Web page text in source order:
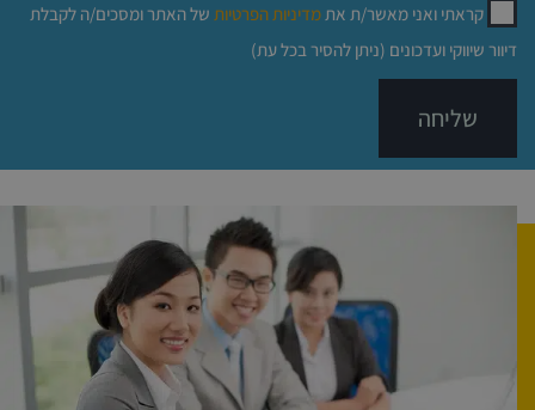
קראתי ואני מאשר/ת אתמדיניות הפרטיות של האתר ומסכים/ה לקבלת
דיוור שיווקי ועדכונים (ניתן להסיר בכל עת)